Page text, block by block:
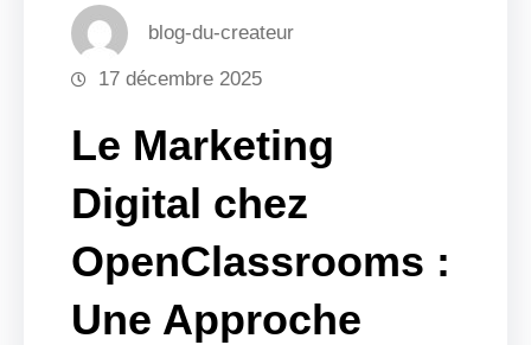
blog-du-createur
17 décembre 2025
Le Marketing
Digital chez
OpenClassrooms :
Une Approche